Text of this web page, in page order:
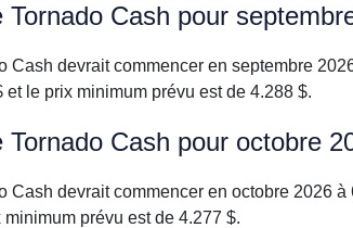
Cash pour
Cash devrait commencer en septembre
le prix minimum prévu est de 4.288 $.
Cash pour octobre
Cash devrait commencer en octobre 2026
prévu est de 4.277 $.